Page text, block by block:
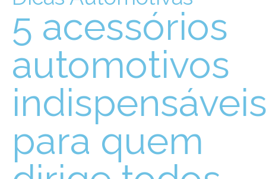
5 acessórios
automotivos
para quem